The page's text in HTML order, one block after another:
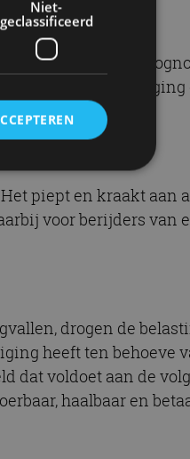
en is
van RAI
piept en kraakt aan
voor berijders van
drogen de
heeft ten behoeve
dat voldoet aan de
haalbaar en
Niet-
geclassificeerd
en
om
de bezoeker
van de
van
service om de